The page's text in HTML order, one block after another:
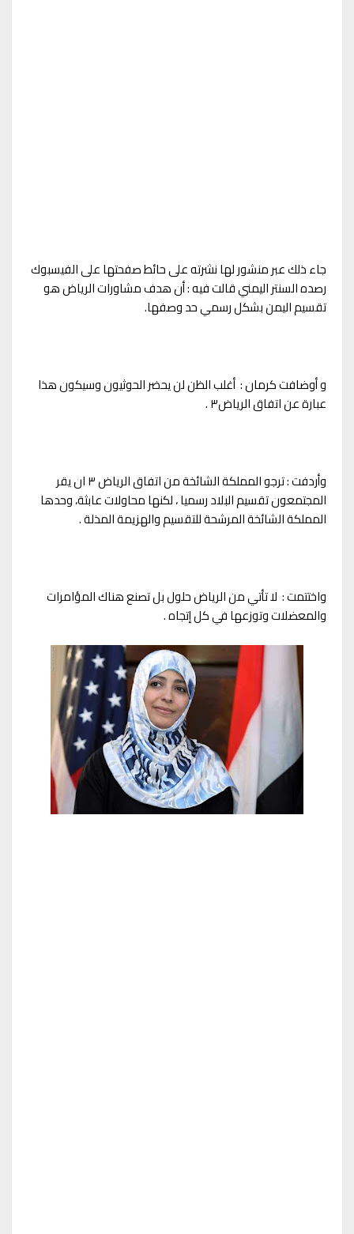
جاء ذلك عبر منشور لها نشرته على حائط صفحتها على الفيسبوك
رصده السنتر اليمني قالت فيه : أن هدف مشاورات الرياض هو
تقسيم اليمن بشكل رسمي حد وصفها.
و أوضافت كرمان : أغلب الظن لن يحضر الحوثيون وسيكون هذا
عبارة عن اتفاق الرياض٣ .
وأردفت : ترجو المملكة الشائخة من اتفاق الرياض ٣ ان يقر
المجتمعون تقسيم البلاد رسميا ، لكنها محاولات عابثة، وحدها
المملكة الشائخة المرشحة للتقسيم والهزيمة المذلة .
واختتمت : لا تأتي من الرياض حلول بل تصنع هناك المؤامرات
والمعضلات وتوزعها في كل إتجاه .